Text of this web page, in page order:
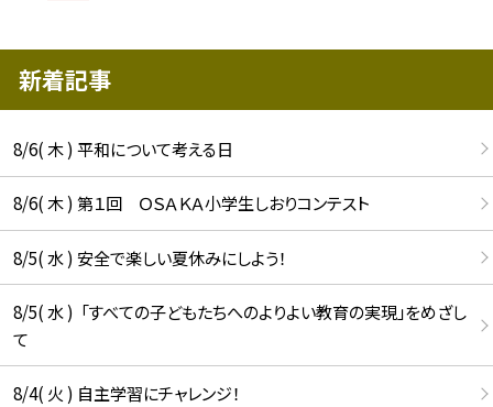
新着記事
8/6( 木 ) 平和について考える日
8/6( 木 ) 第１回 ＯＳＡＫＡ小学生しおりコンテスト
8/5( 水 ) 安全で楽しい夏休みにしよう！
8/5( 水 ) 「すべての子どもたちへのよりよい教育の実現」をめざし
て
8/4( 火 ) 自主学習にチャレンジ！